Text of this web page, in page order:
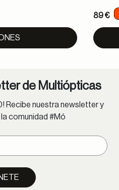
89 €
de Multiópticas
Recibe nuestra newsletter y
comunidad #Mó